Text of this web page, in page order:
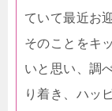
ていて最近お
そのことをキ
いと思い、調
り着き、ハッ